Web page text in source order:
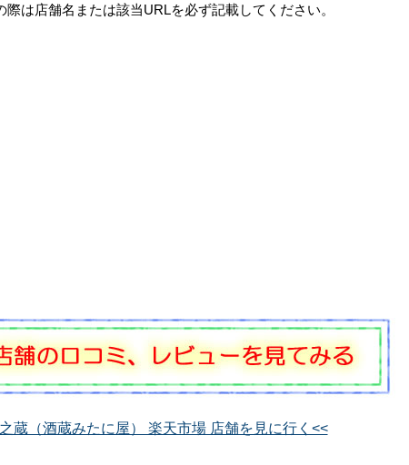
は店舗名または該当URLを必ず記載してください。
蔵（酒蔵みたに屋） 楽天市場 店舗を見に行く<<